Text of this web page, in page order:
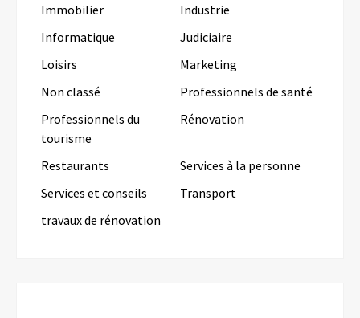
Immobilier
Industrie
Informatique
Judiciaire
Loisirs
Marketing
Non classé
Professionnels de santé
Professionnels du
tourisme
Rénovation
Restaurants
Services à la personne
Services et conseils
Transport
travaux de rénovation